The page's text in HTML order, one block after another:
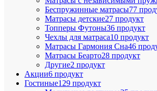
Беспружинные матрасы77
Матрасы детские27 продукт
Топперы Футоны36 продукт
Чехлы для матраса10 продукт
Матрасы Гармония Сна46
Матрасы Беарто28 продукт
Другие2 продукт
Акции6 продукт
Гостиные129 продукт